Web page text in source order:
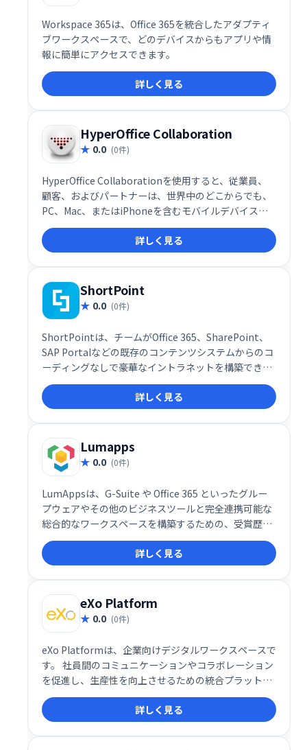
Workspace 365は、Office 365を統合したアダプティ
ブワークスペースで、どのデバイスからもアプリや情
報に簡単にアクセスできます。
詳しく見る
HyperOffice Collaboration
0.0 (0件)
HyperOffice Collaborationを使用すると、従業員、
顧客、およびパートナーは、世界中のどこからでも、
PC、Mac、またはiPhoneを含むモバイルデバイス上
で重要なビジネス情報を共有および共同作業できま
す。
詳しく見る
ShortPoint
0.0 (0件)
ShortPointは、チームがOffice 365、SharePoint、
SAP Portalなどの既存のコンテンツシステムからのコ
ーディングなしで豪華なイントラネットを構築できる
ように支援します。
詳しく見る
Lumapps
0.0 (0件)
LumAppsは、G-Suite や Office 365 といったグルー
プウェアやその他のビジネスツールと完全連携可能な
総合的なワークスペースを構築するための、受賞歴の
あるソーシャルイントラネットソリューションです。
詳しく見る
eXo Platform
0.0 (0件)
eXo Platformは、企業向けデジタルワークスペースで
す。 社員間のコミュニケーションやコラボレーション
を促進し、生産性を向上させるための統合プラットフ
ォームを提供します。ドキュメント共有、タスク管
理、コミュニケーションツールなどを備え、業務効率
化を支援します。
詳しく見る